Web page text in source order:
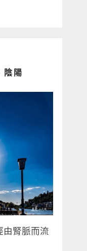
陰陽
由腎脈而流